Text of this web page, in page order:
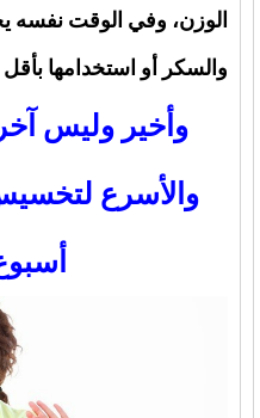
الوزن، وفي الوقت نفسه
والسكر أو استخدامها
وأخير وليس